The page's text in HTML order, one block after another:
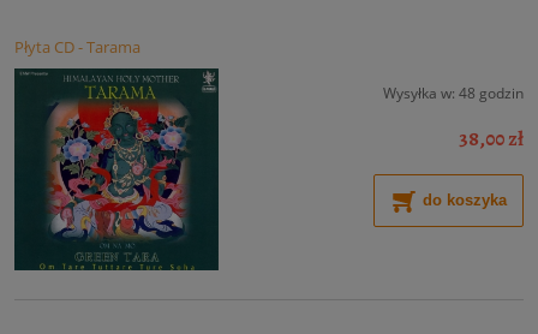
Płyta CD - Tarama
Wysyłka w: 48 godzin
38,00 zł
do koszyka